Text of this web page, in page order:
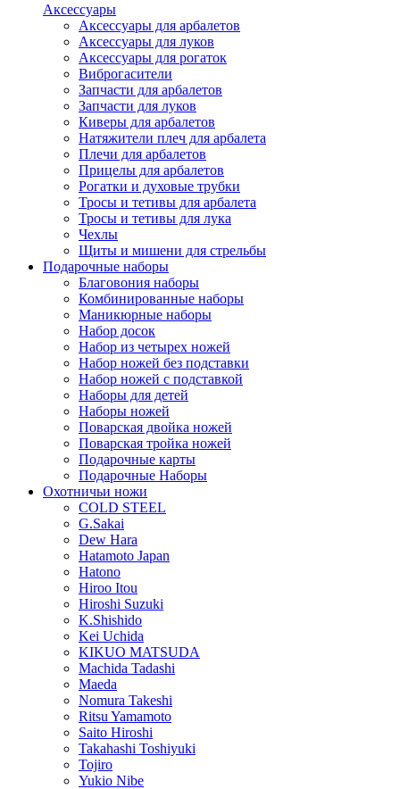
Аксессуары
Аксессуары для арбалетов
Аксессуары для луков
Аксессуары для рогаток
Виброгасители
Запчасти для арбалетов
Запчасти для луков
Киверы для арбалетов
Натяжители плеч для арбалета
Плечи для арбалетов
Прицелы для арбалетов
Рогатки и духовые трубки
Тросы и тетивы для арбалета
Тросы и тетивы для лука
Чехлы
Щиты и мишени для стрельбы
Подарочные наборы
Благовония наборы
Комбинированные наборы
Маникюрные наборы
Набор досок
Набор из четырех ножей
Набор ножей без подставки
Набор ножей с подставкой
Наборы для детей
Наборы ножей
Поварская двойка ножей
Поварская тройка ножей
Подарочные карты
Подарочные Наборы
Охотничьи ножи
COLD STEEL
G.Sakai
Dew Hara
Hatamoto Japan
Hatono
Hiroo Itou
Hiroshi Suzuki
K.Shishido
Kei Uchida
KIKUO MATSUDA
Machida Tadashi
Maeda
Nomura Takeshi
Ritsu Yamamoto
Saito Hiroshi
Takahashi Toshiyuki
Tojiro
Yukio Nibe